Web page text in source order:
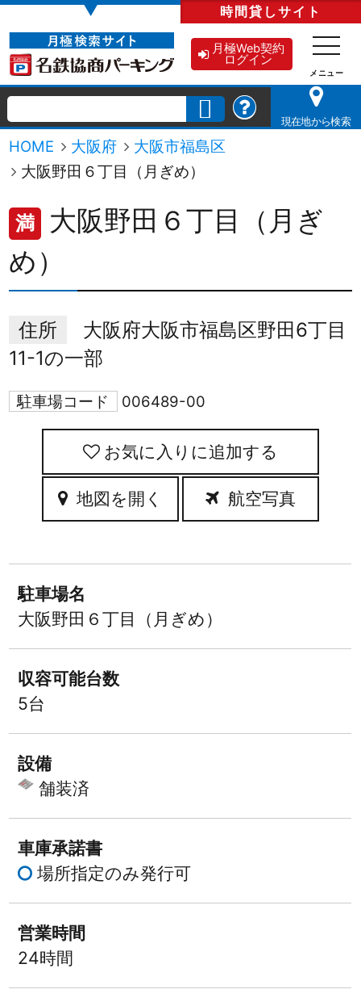
▼ 時間貸しサイト
月極Web契約
ログイン
現在地から検索
HOME 大阪府
大阪市福島区
大阪野田６丁目（月ぎめ）
満
大阪野田６丁目（月ぎ
め）
住所
大阪府大阪市福島区野田6丁目
11-1の一部
駐車場コード 006489-00
お気に入りに追加
地図を開く 航空写真
駐車場名
大阪野田６丁目（月ぎめ）
収容可能台数
5台
設備
舗装済
車庫承諾書
場所指定のみ発行可
営業時間
24時間